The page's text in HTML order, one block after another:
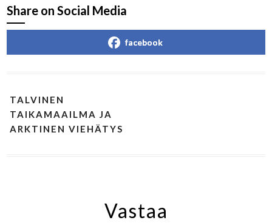
Share on Social Media
facebook
TALVINEN
TAIKAMAAILMA JA
ARKTINEN VIEHÄTYS
Vastaa